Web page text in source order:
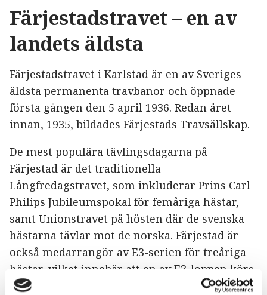
Färjestadstravet – en av
landets äldsta
Färjestadstravet i Karlstad är en av Sveriges
äldsta permanenta travbanor och öppnade
första gången den 5 april 1936. Redan året
innan, 1935, bildades Färjestads Travsällskap.
De mest populära tävlingsdagarna på
Färjestad är det traditionella
Långfredagstravet, som inkluderar Prins Carl
Philips Jubileumspokal för femåriga hästar,
samt Unionstravet på hösten där de svenska
hästarna tävlar mot de norska. Färjestad är
också medarrangör av E3-serien för treåriga
hästar, vilket innebär att en av E3-loppen körs
här varje år.